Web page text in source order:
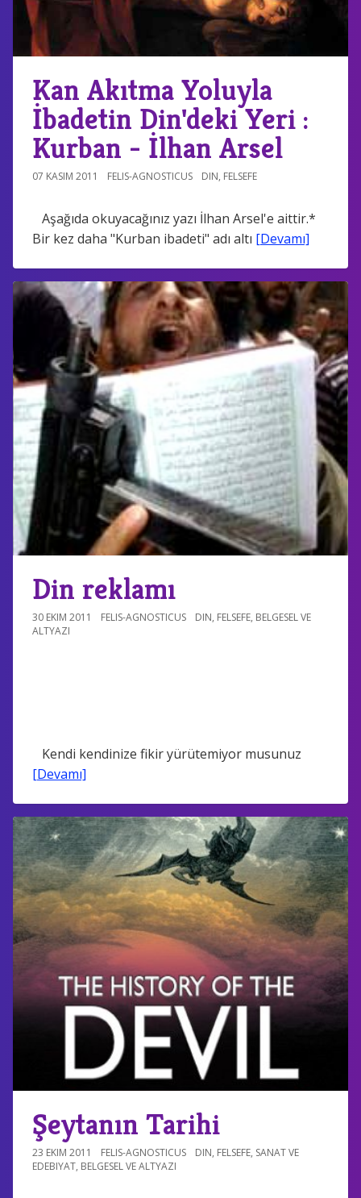
Kan Akıtma Yoluyla
İbadetin Din'deki Yeri :
Kurban - İlhan Arsel
07 KASIM 2011 FELIS-AGNOSTICUS DIN, FELSEFE
Aşağıda okuyacağınız yazı İlhan Arsel'e aittir.*
Bir kez daha "Kurban ibadeti" adı altı [Devamı]
Din reklamı
30 EKIM 2011 FELIS-AGNOSTICUS DIN, FELSEFE, BELGESEL VE
ALTYAZI
Kendi kendinize fikir yürütemiyor musunuz
[Devamı]
Şeytanın Tarihi
23 EKIM 2011 FELIS-AGNOSTICUS DIN, FELSEFE, SANAT VE
EDEBIYAT, BELGESEL VE ALTYAZI